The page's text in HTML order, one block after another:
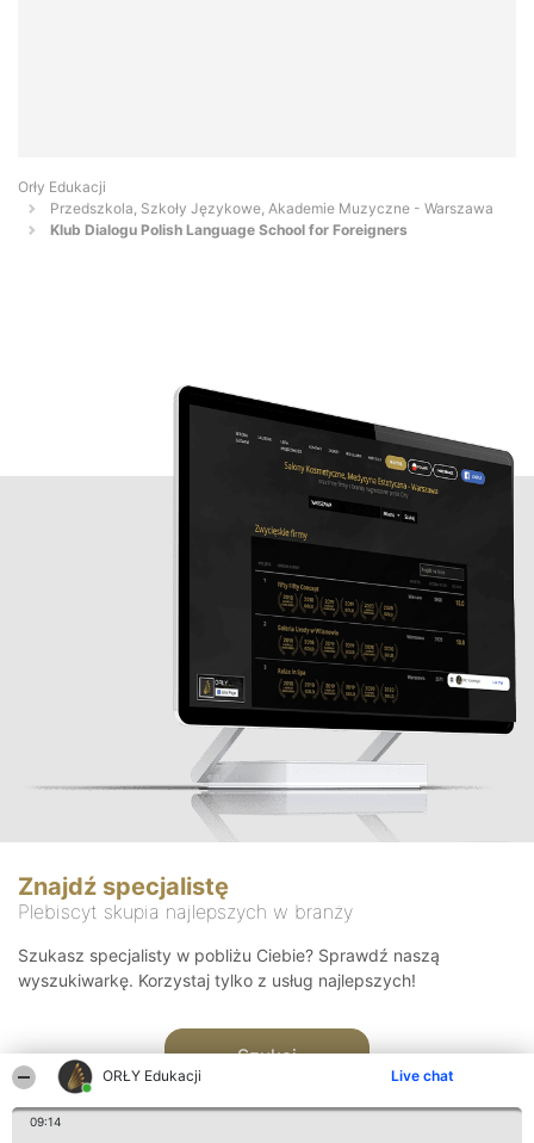
ORŁY Edukacji Live chat
09:14
Orły Edukacji
Przedszkola, Szkoły Językowe, Akademie Muzyczne - Warszawa
Klub Dialogu Polish Language School for Foreigners
Znajdź specjalistę
Plebiscyt skupia najlepszych w branży
Szukasz specjalisty w pobliżu Ciebie? Sprawdź naszą
wyszukiwarkę. Korzystaj tylko z usług najlepszych!
Szukaj